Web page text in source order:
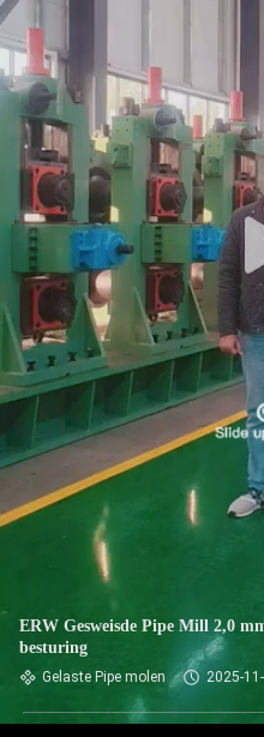
ERW Gesweisde Pipe Mill 2,0
besturing
Gelaste Pipe molen 2025-